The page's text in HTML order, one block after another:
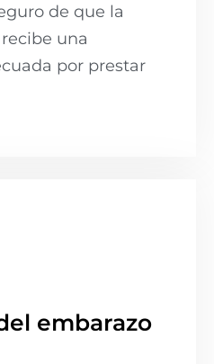
de que la
una
por prestar
embarazo